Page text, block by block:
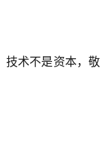
技术不是资本，敬